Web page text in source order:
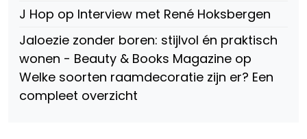
J Hop op Interview met René Hoksbergen
Jaloezie zonder boren: stijlvol én praktisch
wonen - Beauty & Books Magazine op
Welke soorten raamdecoratie zijn er? Een
compleet overzicht